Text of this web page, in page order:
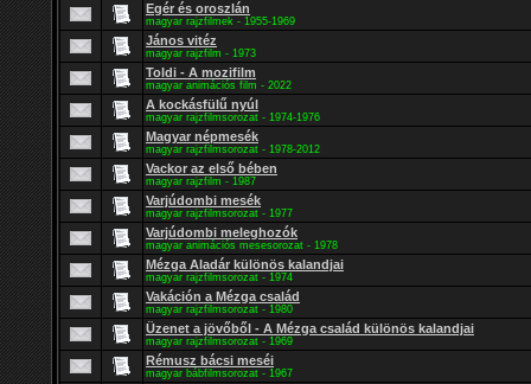
Egér és oroszlán
magyar rajzfilmek - 1955-1969
János vitéz
magyar rajzfilm - 1973
Toldi - A mozifilm
magyar animációs film - 2022
A kockásfülű nyúl
magyar rajzfilmsorozat - 1974-1976
Magyar népmesék
magyar rajzfilmsorozat - 1978-2012
Vackor az első bében
magyar rajzfilm - 1987
Varjúdombi mesék
magyar rajzfilmsorozat - 1977
Varjúdombi meleghozók
magyar animációs mesesorozat - 1978
Mézga Aladár különös kalandjai
magyar rajzfilmsorozat - 1974
Vakáción a Mézga család
magyar rajzfilmsorozat - 1980
Üzenet a jövőből - A Mézga család különös kalandjai
magyar rajzfilmsorozat - 1969
Rémusz bácsi meséi
magyar bábfilmsorozat - 1967